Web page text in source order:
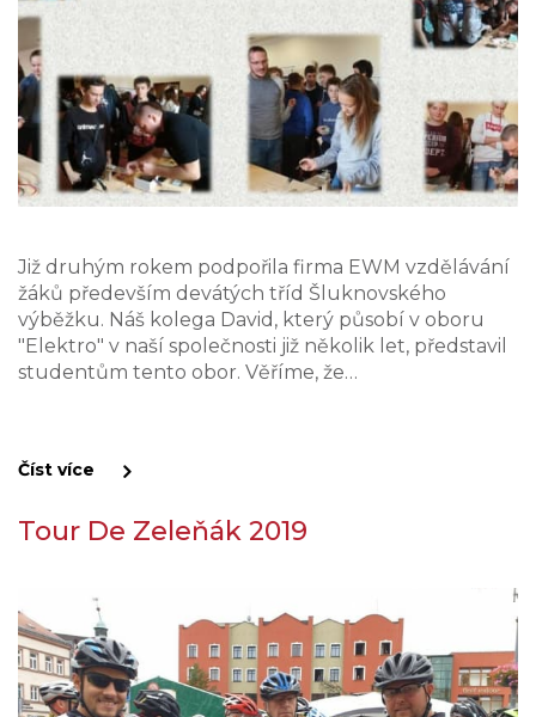
Již druhým rokem podpořila firma EWM vzdělávání
žáků především devátých tříd Šluknovského
výběžku. Náš kolega David, který působí v oboru
"Elektro" v naší společnosti již několik let, představil
studentům tento obor. Věříme, že…
Číst více
Tour De Zeleňák 2019